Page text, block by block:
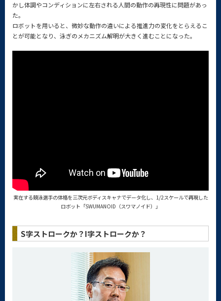
かし体調やコンディションに左右される人間の動作の再現性に問題があっ
た。
ロボットを用いると、微妙な動作の違いによる推進力の変化をとらえるこ
とが可能となり、泳ぎのメカニズム解明が大きく進むことになった。
実在する競泳選手の体格を三次元ボディスキャナでデータ化し、1/2スケールで再現した
ロボット「SWUMANOID（スワマノイド）」
S字ストロークか？I字ストロークか？